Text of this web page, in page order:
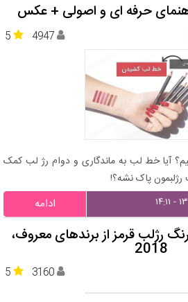
حرفه ای و اصولی + عکس
5 4947
آیا خط لب به ماندگاری و دوام رژ لب کمک
پاک نشه؟!
ادامه
رژلب قرمز از برندهای معروف،
2018
5 3160